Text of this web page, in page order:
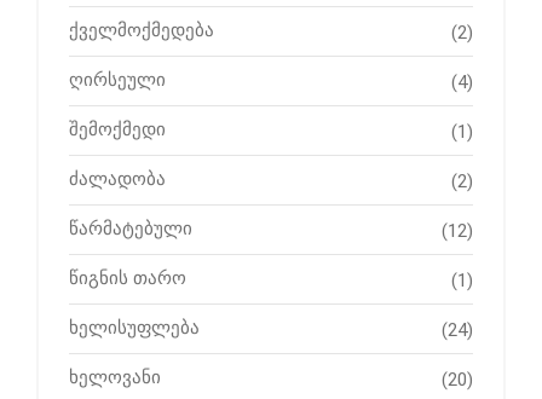
ქველმოქმედება (2)
ღირსეული (4)
შემოქმედი (1)
ძალადობა (2)
წარმატებული (12)
წიგნის თარო (1)
ხელისუფლება (24)
ხელოვანი (20)